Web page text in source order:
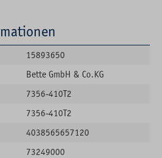
15893650
Bette GmbH & Co.KG
7356-410T2
7356-410T2
4038565657120
73249000